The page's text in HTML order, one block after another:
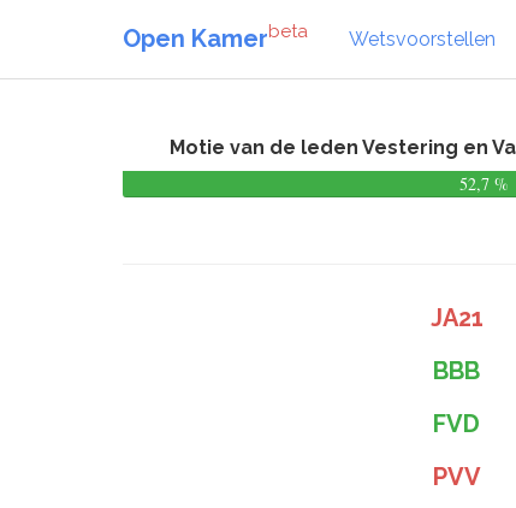
Open Kamerbeta Wetsvoorstellen
Motie van de leden Vestering en
52,7 %
JA21
BBB
FVD
PVV